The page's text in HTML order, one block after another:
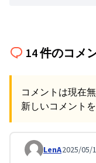
14 件のコメ
コメントは現在
新しいコメント
コメント 121
LenA2025/05/